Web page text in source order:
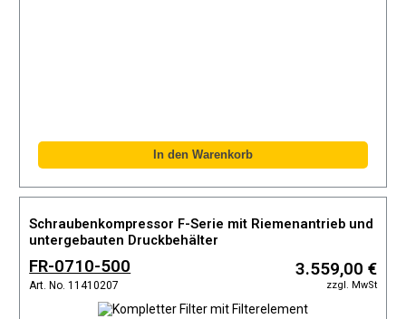
Schraubenkompressor F-Serie mit Riemenantrieb und
untergebauten Druckbehälter
FR-0710-500
Art. No. 11410207
3.559,00 €
zzgl. MwSt